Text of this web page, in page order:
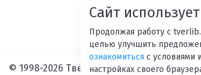
© 1998-2026 Тверская областная
Сайт
Продолжая работу с
целью улучшить
ознакомиться с условиями
настройках своего